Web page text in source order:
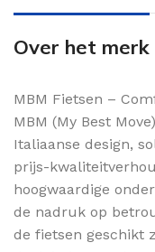
Over het merk
MBM Fietsen –
MBM (My Best
Italiaanse design,
prijs-
hoogwaardige
de nadruk op
de fietsen geschikt